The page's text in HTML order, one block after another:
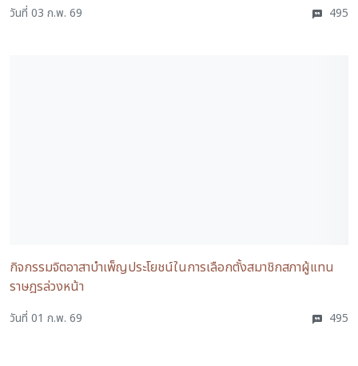
วันที่ 03 ก.พ. 69 495
กิจกรรมจิตอาสาบำเพ็ญประโยชน์ในการเลือกตั้งสมาชิกสภาผู้แทน
ราษฎรล่วงหน้า
วันที่ 01 ก.พ. 69 495